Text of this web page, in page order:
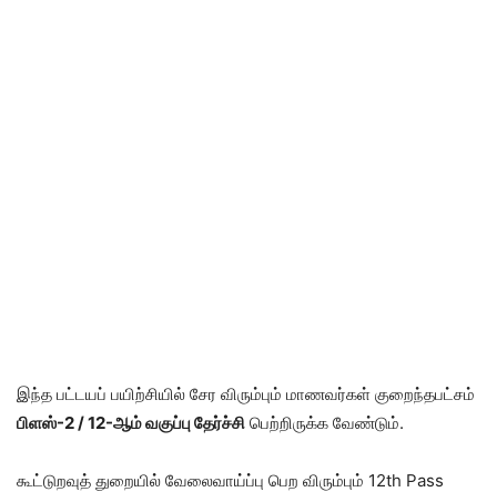
இந்த பட்டயப் பயிற்சியில் சேர விரும்பும் மாணவர்கள் குறைந்தபட்சம்
பிளஸ்-2 / 12-ஆம் வகுப்பு தேர்ச்சி பெற்றிருக்க வேண்டும்.
கூட்டுறவுத் துறையில் வேலைவாய்ப்பு பெற விரும்பும் 12th Pass